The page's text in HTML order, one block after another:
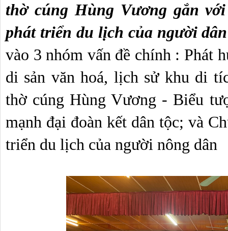
thờ cúng Hùng Vương gắn
phát triển du lịch của người
vào 3 nhóm vấn đề chính : Phát
di sản văn hoá, lịch sử khu di
thờ cúng Hùng Vương - Biểu
mạnh đại đoàn kết dân tộc; và
triển du lịch của người nông dân